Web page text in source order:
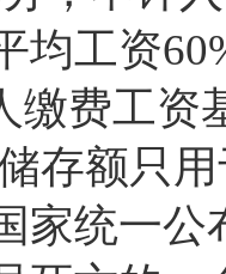
均工资
缴费工资
额只用
家统一